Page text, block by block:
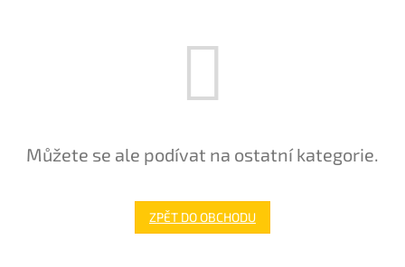
Můžete se ale podívat na ostatní kategorie.
ZPĚT DO OBCHODU